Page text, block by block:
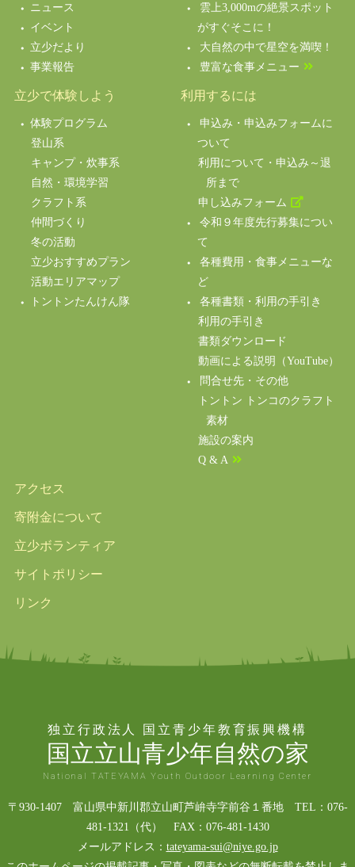
ニュース
イベント
立少だより
事業報告
雲上3,000mの絶景スポット
がすぐそこに！
大自然の中で星空を満喫！
豊富な食事メニュー
立少で体験しよう
体験プログラム
登山系
キャンプ・炊事系
自然・環境学習
クラフト系
仲間づくり
冬の活動
立少おすすめプラン
活動エリアマップ
トントンたんけん隊
利用するには
申込み・申込みフォームに
ついて
利用について・申込み～退
所まで
申し込みフォーム
令和９年度先行募集につい
て
各種費用・食事メニューな
ど
各種書類・利用の手引き
利用の手引き
書類ダウンロード
動画による説明（YouTube）
問合せ先・その他
トントン トンコのクラフト
素材
施設の案内
Q & A
アクセス
寄附金について
立少ボランティア
サイトポリシー
リンク
独立行政法人 国立青少年教育振興機構
国立立山青少年自然の家
National TATEYAMA Youth Outdoor Learning Center
〒930-1407 富山県中新川郡立山町芦峅寺字前谷１番地 TEL：076-
481-1321（代） FAX：076-481-1430
メールアドレス： tateyama-sui@niye.go.jp